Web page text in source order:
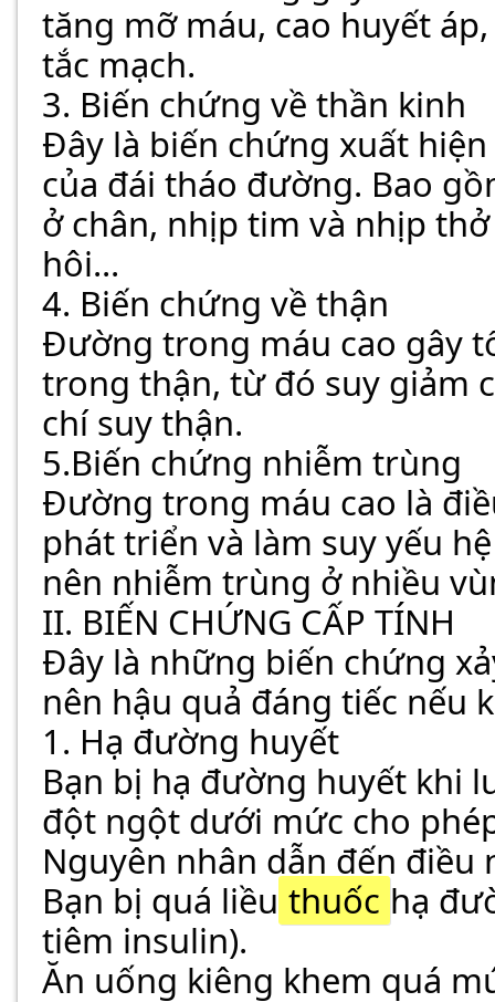
tăng mỡ máu, cao huyết
tắc mạch.
3. Biến chứng về thần kinh
Đây là biến chứng xuất
của đái tháo đường. Bao
ở chân, nhịp tim và nhịp
hôi...
4. Biến chứng về thận
Đường trong máu cao gây
trong thận, từ đó suy giảm
chí suy thận.
5.Biến chứng nhiễm trùng
Đường trong máu cao là
phát triển và làm suy yếu
nên nhiễm trùng ở nhiều
II. BIẾN CHỨNG CẤP TÍNH
Đây là những biến chứng
nên hậu quả đáng tiếc nếu
1. Hạ đường huyết
Bạn bị hạ đường huyết khi
đột ngột dưới mức cho
Nguyên nhân dẫn đến điều
Bạn bị quá liều thuốc hạ
tiêm insulin).
Ăn uống kiêng khem quá